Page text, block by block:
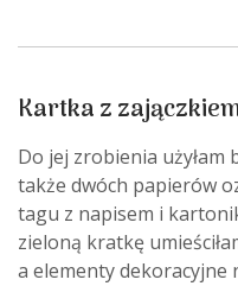
Kartka z
Do jej zrobienia użyłam
także dwóch papierów
tagu z napisem i
zieloną kratkę
a elementy dekoracyjne